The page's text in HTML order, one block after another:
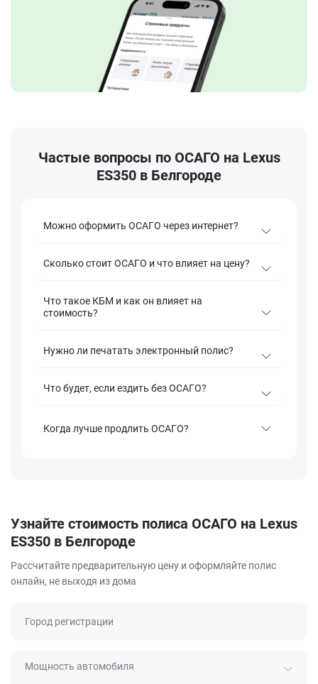
Частые вопросы по ОСАГО на Lexus
ES350 в Белгороде
Можно оформить ОСАГО через интернет?
Сколько стоит ОСАГО и что влияет на цену?
Что такое КБМ и как он влияет на
стоимость?
Нужно ли печатать электронный полис?
Что будет, если ездить без ОСАГО?
Когда лучше продлить ОСАГО?
Узнайте стоимость полиса ОСАГО на Lexus
ES350 в Белгороде
Рассчитайте предварительную цену и оформляйте полис
онлайн, не выходя из дома
Город регистрации
Мощность автомобиля